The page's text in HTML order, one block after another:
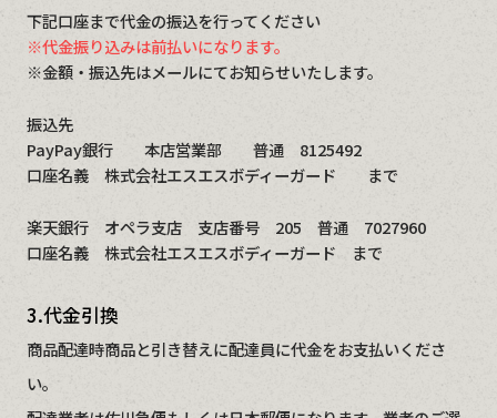
下記口座まで代金の振込を行ってください
※代金振り込みは前払いになります。
※金額・振込先はメールにてお知らせいたします。
振込先
PayPay銀行 本店営業部 普通 8125492
口座名義 株式会社エスエスボディーガード まで
楽天銀行 オペラ支店 支店番号 205 普通 7027960
口座名義 株式会社エスエスボディーガード まで
3.代金引換
商品配達時商品と引き替えに配達員に代金をお支払いくださ
い。